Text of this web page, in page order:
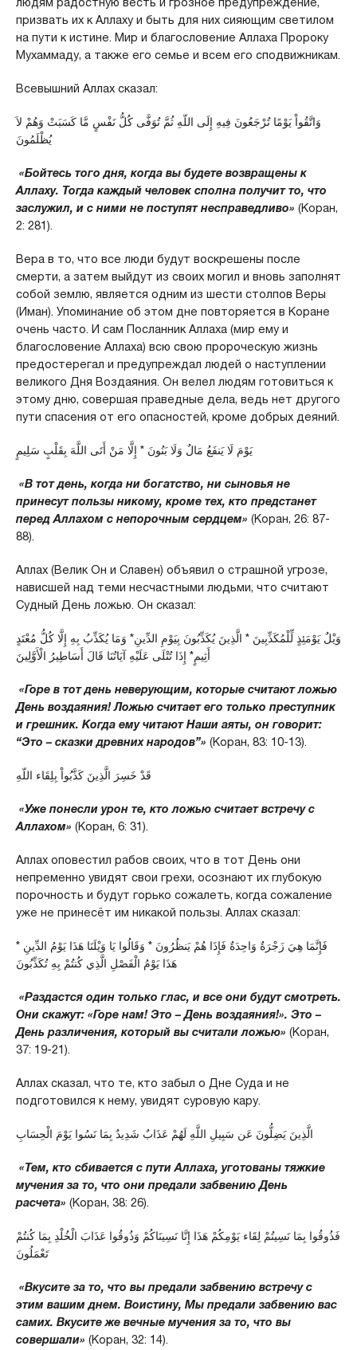
призвать их к Аллаху и быть для них сияющим светилом
на пути к истине. Мир и благословение Аллаха Пророку
Мухаммаду, а также его семье и всем его сподвижникам.
Всевышний Аллах сказал:
وَاتَّقُواْ يَوْمًا تُرْجَعُونَ فِيهِ إِلَى اللّهِ ثُمَّ تُوَفَّى كُلُّ نَفْسٍ مَّا كَسَبَتْ وَهُمْ لاَ
يُظْلَمُونَ
«Бойтесь того дня, когда вы будете возвращены к
Аллаху. Тогда каждый человек сполна получит то, что
заслужил, и с ними не поступят несправедливо» (Коран,
2: 281).
Вера в то, что все люди будут воскрешены после
смерти, а затем выйдут из своих могил и вновь заполнят
собой землю, является одним из шести столпов Веры
(Иман). Упоминание об этом дне повторяется в Коране
очень часто. И сам Посланник Аллаха (мир ему и
благословение Аллаха) всю свою пророческую жизнь
предостерегал и предупреждал людей о наступлении
великого Дня Воздаяния. Он велел людям готовиться к
этому дню, совершая праведные дела, ведь нет другого
пути спасения от его опасностей, кроме добрых деяний.
يَوْمَ لَا يَنفَعُ مَالٌ وَلَا بَنُونَ * إِلَّا مَنْ أَتَى اللَّهَ بِقَلْبٍ سَلِيمٍ
«В тот день, когда ни богатство, ни сыновья не
принесут пользы никому, кроме тех, кто предстанет
перед Аллахом с непорочным сердцем» (Коран, 26: 87-
88).
Аллах (Велик Он и Славен) объявил о страшной угрозе,
нависшей над теми несчастными людьми, что считают
Судный День ложью. Он сказал:
وَيْلٌ يَوْمَئِذٍ لِّلْمُكَذِّبِينَ * الَّذِينَ يُكَذِّبُونَ بِيَوْمِ الدِّينِ* وَمَا يُكَذِّبُ بِهِ إِلَّا كُلُّ مُعْتَدٍ
أَثِيمٍ* إِذَا تُتْلَى عَلَيْهِ آيَاتُنَا قَالَ أَسَاطِيرُ الْأَوَّلِينَ
«Горе в тот день неверующим, которые считают ложью
День воздаяния! Ложью считает его только преступник
и грешник. Когда ему читают Наши аяты, он говорит:
“Это – сказки древних народов”» (Коран, 83: 10-13).
قَدْ خَسِرَ الَّذِينَ كَذَّبُواْ بِلِقَاء اللّهِ
«Уже понесли урон те, кто ложью считает встречу с
Аллахом» (Коран, 6: 31).
Аллах оповестил рабов своих, что в тот День они
непременно увидят свои грехи, осознают их глубокую
порочность и будут горько сожалеть, когда сожаление
уже не принесёт им никакой пользы. Аллах сказал:
فَإِنَّمَا هِيَ زَجْرَةٌ وَاحِدَةٌ فَإِذَا هُمْ يَنظُرُونَ * وَقَالُوا يَا وَيْلَنَا هَذَا يَوْمُ الدِّينِ *
هَذَا يَوْمُ الْفَصْلِ الَّذِي كُنتُمْ بِهِ تُكَذِّبُونَ
«Раздастся один только глас, и все они будут смотреть.
Они скажут: «Горе нам! Это – День воздаяния!». Это –
День различения, который вы считали ложью» (Коран,
37: 19-21).
Аллах сказал, что те, кто забыл о Дне Суда и не
подготовился к нему, увидят суровую кару.
الَّذِينَ يَضِلُّونَ عَن سَبِيلِ اللَّهِ لَهُمْ عَذَابٌ شَدِيدٌ بِمَا نَسُوا يَوْمَ الْحِسَابِ
«Тем, кто сбивается с пути Аллаха, уготованы тяжкие
мучения за то, что они предали забвению День
расчета» (Коран, 38: 26).
فَذُوقُوا بِمَا نَسِيتُمْ لِقَاء يَوْمِكُمْ هَذَا إِنَّا نَسِينَاكُمْ وَذُوقُوا عَذَابَ الْخُلْدِ بِمَا كُنتُمْ
تَعْمَلُونَ
«Вкусите за то, что вы предали забвению встречу с
этим вашим днем. Воистину, Мы предали забвению вас
самих. Вкусите же вечные мучения за то, что вы
совершали» (Коран, 32: 14).